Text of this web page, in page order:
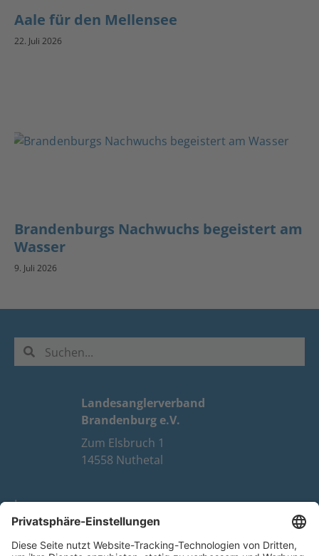
Aale für den Mellensee
22. Juli 2026
Brandenburgs Nachwuchs begeistert am
Wasser
9. Juli 2026
Landesanglerverband
Brandenburg e.V.
Zum Elsbruch 1
14558 Nuthetal
Impressum
Datenschutz